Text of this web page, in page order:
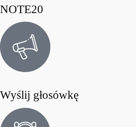
NOTE20
Wyślij głosówkę